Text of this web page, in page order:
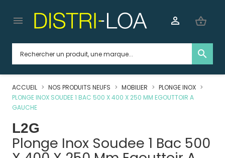
search
 shopping_basket

ACCUEIL NOS PRODUITS NEUFS MOBILIER
PLONGE INOX
PLONGE INOX SOUDEE 1 BAC 500 X 400 X 250 MM EGOUTTOIR A
GAUCHE
L2G
Plonge Inox Soudee 1 Bac 500